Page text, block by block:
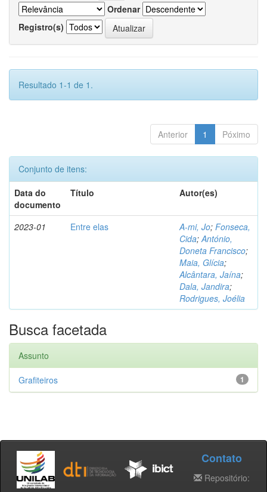
Ordenar
Registro(s)
Resultado 1-1 de 1.
Anterior 1 Póximo
Conjunto de itens:
Data do
documento
Título Autor(es)
2023-01 Entre elas A-mi, Jo; Fonseca,
Cida;António,
Doneta Francisco;
Maia, Glícia;
Alcântara, Jaína;
Dala, Jandira;
Rodrigues, Joélia
Busca facetada
Assunto
1
Grafiteiros
Contato
Repositório: